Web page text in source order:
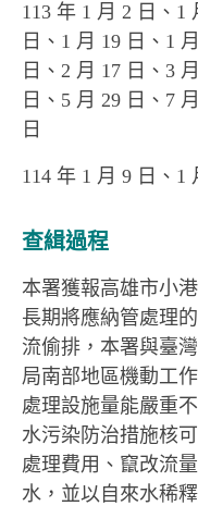
113 年 1 月 2 日、1
日、1 月 19 日、1
日、2 月 17 日、3
日、5 月 29 日、7
日
114 年 1 月 9 日、1
查緝過程
本署獲報高雄市小
長期將應納管處理
流偷排，本署與臺
局南部地區機動工
處理設施量能嚴重
水污染防治措施核
處理費用、竄改流
水，並以自來水稀